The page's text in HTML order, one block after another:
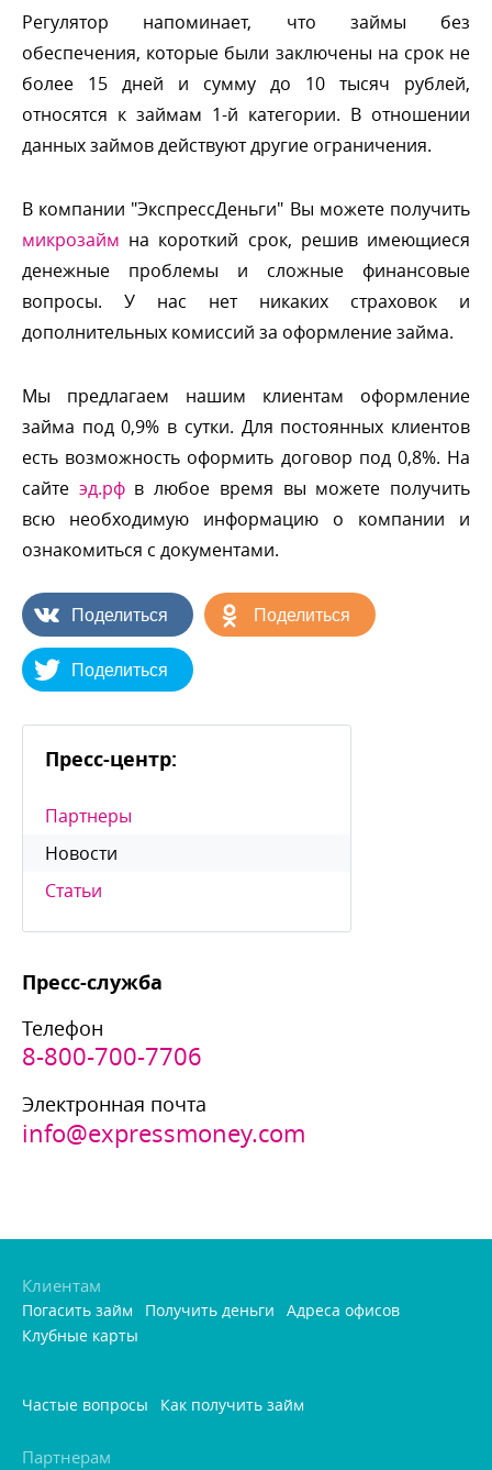
Регулятор напоминает, что займы без
обеспечения, которые были заключены на срок не
олее 15 дней и сумму до 10 тысяч рублей,
относятся к займам 1-й категории. В отношении
данных займов действуют другие ограничения.
компании "ЭкспрессДеньги" Вы можете получить
микрозайм на короткий срок, решив имеющиеся
денежные проблемы и сложные финансовые
опросы. У нас нет никаких страховок и
дополнительных комиссий за оформление займа.
Мы предлагаем нашим клиентам оформление
займа под 0,9% в сутки. Для постоянных клиенто
есть возможность оформить договор под 0,8%. На
сайте эд.рфлюбое время вы можете получить
сю необходимую информацию о компании и
ознакомиться с документами.
Поделиться Поделиться
Поделиться
Пресс-центр:
Партнеры
Новости
Статьи
Пресс-служба
Телефон
8-800-700-7706
Электронная почта
info@expressmoney.com
Клиентам
Погасить займ Получить деньги
Адреса офисо
Клубные карты
Частые вопросы Как получить займ
Партнерам